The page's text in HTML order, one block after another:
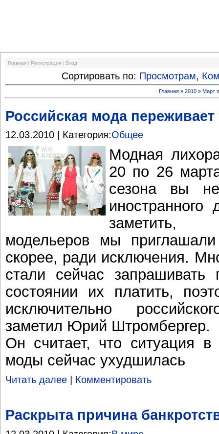
Главная | Регистрация | Вход
Сортировать по: Просмотрам,
Главная »2010 » Март
Российская мода
12.03.2010 | Категория:Общее
Модная
20 по 26
сезона вы
иностранного
заметить,
модельеров мы
скорее, ради исключения.
стали сейчас
состоянии их платить,
исключительно
заметил Юрий Штромбергер.
Он считает, что ситуация в
моды сейчас ухудшилась
Читать далее | Комментировать
Раскрыта причина